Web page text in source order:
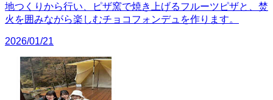
地つくりから行い、ピザ窯で焼き上げるフルーツピザと、焚
火を囲みながら楽しむチョコフォンデュを作ります。
2026/01/21